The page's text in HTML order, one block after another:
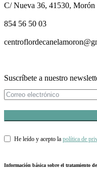
C/ Nueva 36, 41530, Morón
854 56 50 03
Suscríbete a nuestro
He leído y acepto la política de
Información básica sobre el tratamiento